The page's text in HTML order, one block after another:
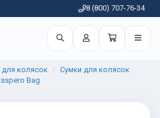
8 (800) 707-76-34
колясок
Сумки для колясок
Bag